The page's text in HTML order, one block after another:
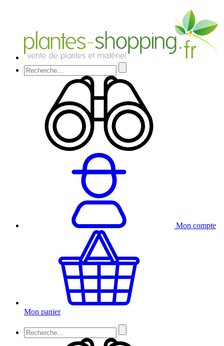
Mon compte
Mon panier